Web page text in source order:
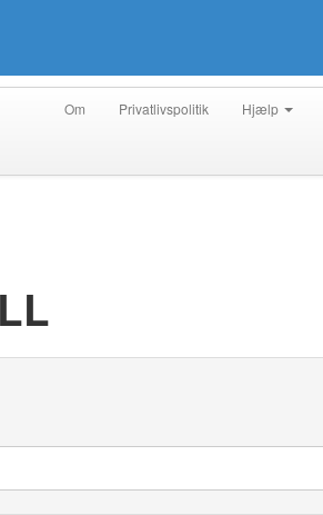
Om Privatlivspolitik Hjælp